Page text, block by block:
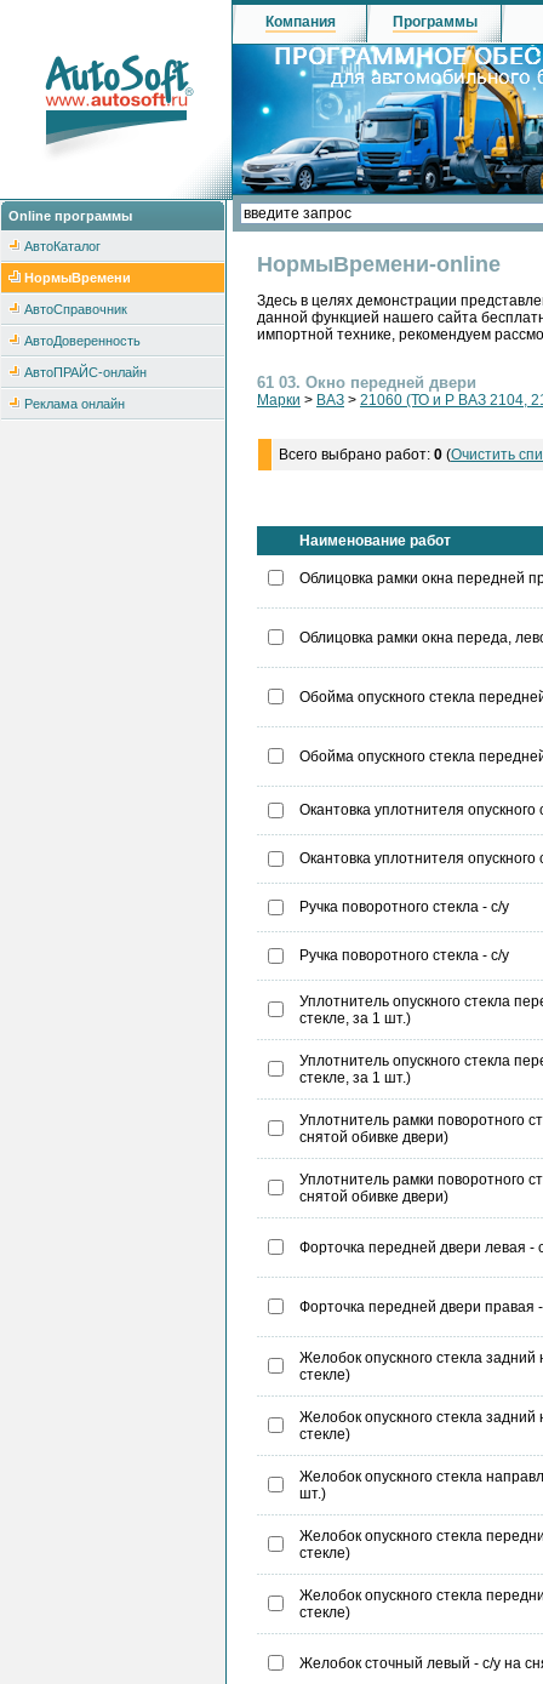
Online программы
АвтоКаталог
НормыВремени
АвтоСправочник
АвтоДоверенность
АвтоПРАЙС-онлайн
Реклама онлайн
Компания Программы
НормыВремени-online
Здесь в целях демонстрации
данной функцией нашего сайта
импортной технике, рекомендуем
61 03. Окно передней двери
Марки > ВАЗ > 21060 (ТО и Р ВАЗ 2104,
Всего выбрано работ: 0 (Очистить
Наименование работ
Облицовка рамки окна передней
Облицовка рамки окна переда,
Обойма опускного стекла
Обойма опускного стекла
Окантовка уплотнителя опускного
Окантовка уплотнителя опускного
Ручка поворотного стекла - с/у
Ручка поворотного стекла - с/у
Уплотнитель опускного стекла
стекле, за 1 шт.)
Уплотнитель опускного стекла
стекле, за 1 шт.)
Уплотнитель рамки поворотного
снятой обивке двери)
Уплотнитель рамки поворотного
снятой обивке двери)
Форточка передней двери левая -
Форточка передней двери правая
Желобок опускного стекла
стекле)
Желобок опускного стекла
стекле)
Желобок опускного стекла
шт.)
Желобок опускного стекла
стекле)
Желобок опускного стекла
стекле)
Желобок сточный левый - с/у на